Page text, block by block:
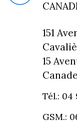
151
15
Tél.: 04
GSM.: